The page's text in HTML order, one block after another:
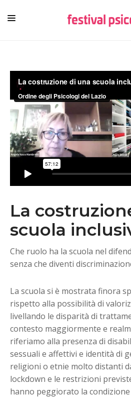
CHI SIAMO
NEWSLETTER
CONTENUTI
VIDEO
FESTIVAL
La
scuola
Che ruolo ha la scuola nel
senza che diventi
La scuola si è mostrata finora
rispetto alla possibilità di
livellando le disparità di
contesto maggiormente e
riferiamo alla presenza di
sessuali e affettivi e identità di
religioni o etnie molto distanti
lockdown e le restrizioni
hanno peggiorato la